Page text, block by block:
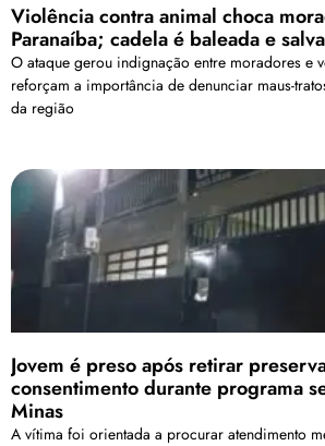
Violência contra animal choca
Paranaíba; cadela é baleada e
O ataque gerou indignação entre moradores e
reforçam a importância de denunciar maus-
da região
Jovem é preso após retirar
consentimento durante programa
Minas
A vítima foi orientada a procurar atendimento